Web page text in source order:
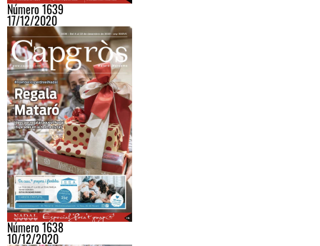
Número 1639
17/12/2020
Número 1638
10/12/2020